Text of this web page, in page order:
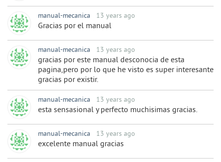
manual-mecanica 13 years ago
Gracias por el manual
manual-mecanica 13 years ago
gracias por este manual desconocia de esta
pagina,pero por lo que he visto es super interesante
gracias por existir.
manual-mecanica 13 years ago
esta sensasional y perfecto muchisimas gracias.
manual-mecanica 13 years ago
excelente manual gracias